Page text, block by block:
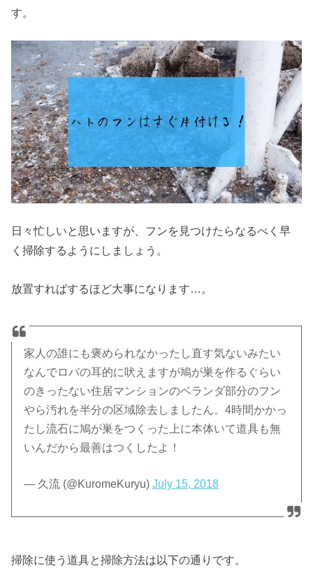
す。
日々忙しいと思いますが、フンを見つけたらなるべく早
く掃除するようにしましょう。
放置すればするほど大事になります…。
家人の誰にも褒められなかったし直す気ないみたい
なんでロバの耳的に吠えますが鳩が巣を作るぐらい
のきったない住居マンションのベランダ部分のフン
やら汚れを半分の区域除去しましたん。4時間かかっ
たし流石に鳩が巣をつくった上に本体いて道具も無
いんだから最善はつくしたよ！
— 久流 (@KuromeKuryu)July 15, 2018
掃除に使う道具と掃除方法は以下の通りです。